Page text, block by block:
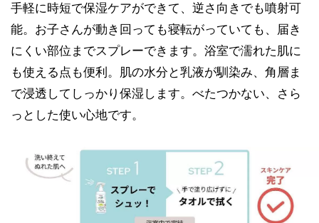
手軽に時短で保湿ケアができて、逆さ向きでも噴射可
能。お子さんが動き回っても寝転がっていても、届き
にくい部位までスプレーできます。浴室で濡れた肌に
も使える点も便利。肌の水分と乳液が馴染み、角層ま
で浸透してしっかり保湿します。べたつかない、さら
っとした使い心地です。